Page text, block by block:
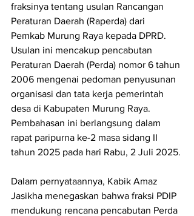
fraksinya tentang usulan Rancangan
Peraturan Daerah (Raperda) dari
Pemkab Murung Raya kepada DPRD.
Usulan ini mencakup pencabutan
Peraturan Daerah (Perda) nomor 6 tahun
2006 mengenai pedoman penyusunan
organisasi dan tata kerja pemerintah
desa di Kabupaten Murung Raya.
Pembahasan ini berlangsung dalam
rapat paripurna ke-2 masa sidang II
tahun 2025 pada hari Rabu, 2 Juli 2025.
Dalam pernyataannya, Kabik Amaz
Jasikha menegaskan bahwa fraksi PDIP
mendukung rencana pencabutan Perda